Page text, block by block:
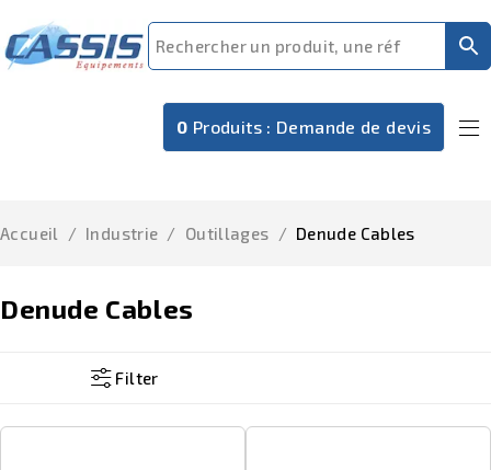
0 Produits : Demande de devis
Denude Cables
Accueil / Industrie / Outillages / Denude Cables
Filter